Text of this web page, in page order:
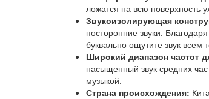
ложатся на всю
Звукоизолирующая
посторонние звуки.
буквально ощутите звук всем
Широкий диапазон частот
насыщенный звук средних
музыкой.
Страна происхождения: